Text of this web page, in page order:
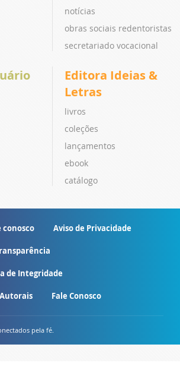
notícias
obras sociais redentoristas
secretariado vocacional
Editora Ideias &
Letras
livros
coleções
lançamentos
ebook
catálogo
conosco Aviso de Privacidade
de Integridade
Fale Conosco
pela fé.